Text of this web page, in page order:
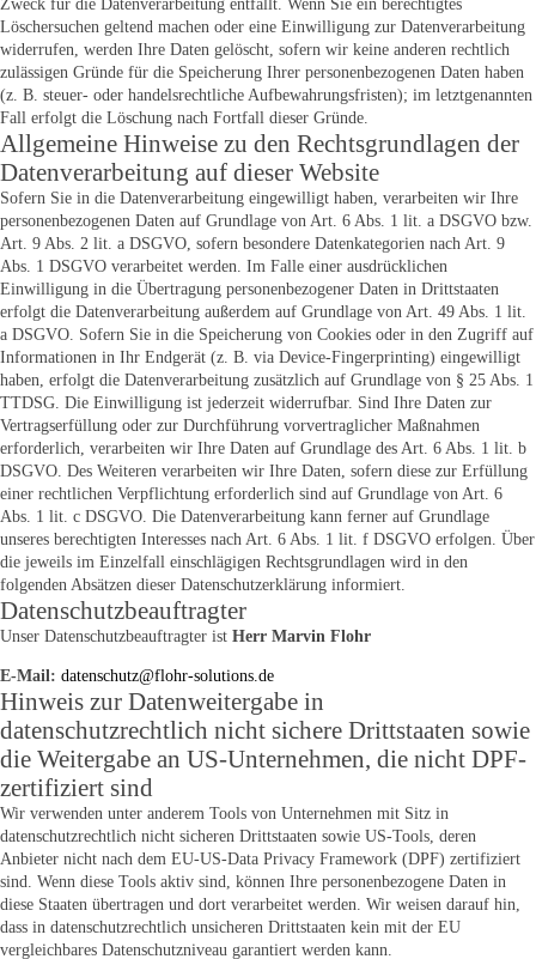
Löschersuchen geltend machen oder eine Einwilligung zur Datenverarbeitung
widerrufen, werden Ihre Daten gelöscht, sofern wir keine anderen rechtlich
zulässigen Gründe für die Speicherung Ihrer personenbezogenen Daten haben
(z. B. steuer- oder handelsrechtliche Aufbewahrungsfristen); im letztgenannten
Fall erfolgt die Löschung nach Fortfall dieser Gründe.
Allgemeine Hinweise zu den Rechtsgrundlagen der
Datenverarbeitung auf dieser Website
Sofern Sie in die Datenverarbeitung eingewilligt haben, verarbeiten wir Ihre
personenbezogenen Daten auf Grundlage von Art. 6 Abs. 1 lit. a DSGVO bzw.
Art. 9 Abs. 2 lit. a DSGVO, sofern besondere Datenkategorien nach Art. 9
Abs. 1 DSGVO verarbeitet werden. Im Falle einer ausdrücklichen
Einwilligung in die Übertragung personenbezogener Daten in Drittstaaten
erfolgt die Datenverarbeitung außerdem auf Grundlage von Art. 49 Abs. 1 lit.
a DSGVO. Sofern Sie in die Speicherung von Cookies oder in den Zugriff auf
Informationen in Ihr Endgerät (z. B. via Device-Fingerprinting) eingewilligt
haben, erfolgt die Datenverarbeitung zusätzlich auf Grundlage von § 25 Abs. 1
TTDSG. Die Einwilligung ist jederzeit widerrufbar. Sind Ihre Daten zur
Vertragserfüllung oder zur Durchführung vorvertraglicher Maßnahmen
erforderlich, verarbeiten wir Ihre Daten auf Grundlage des Art. 6 Abs. 1 lit. b
DSGVO. Des Weiteren verarbeiten wir Ihre Daten, sofern diese zur Erfüllung
einer rechtlichen Verpflichtung erforderlich sind auf Grundlage von Art. 6
Abs. 1 lit. c DSGVO. Die Datenverarbeitung kann ferner auf Grundlage
unseres berechtigten Interesses nach Art. 6 Abs. 1 lit. f DSGVO erfolgen. Über
die jeweils im Einzelfall einschlägigen Rechtsgrundlagen wird in den
folgenden Absätzen dieser Datenschutzerklärung informiert.
Datenschutz­beauftragter
Unser Datenschutzbeauftragter ist Herr Marvin Flohr
E-Mail: datenschutz@flohr-solutions.de
Hinweis zur Datenweitergabe in
datenschutzrechtlich nicht sichere Drittstaaten sowie
die Weitergabe an US-Unternehmen, die nicht DPF-
zertifiziert sind
Wir verwenden unter anderem Tools von Unternehmen mit Sitz in
datenschutzrechtlich nicht sicheren Drittstaaten sowie US-Tools, deren
Anbieter nicht nach dem EU-US-Data Privacy Framework (DPF) zertifiziert
sind. Wenn diese Tools aktiv sind, können Ihre personenbezogene Daten in
diese Staaten übertragen und dort verarbeitet werden. Wir weisen darauf hin,
dass in datenschutzrechtlich unsicheren Drittstaaten kein mit der EU
vergleichbares Datenschutzniveau garantiert werden kann.